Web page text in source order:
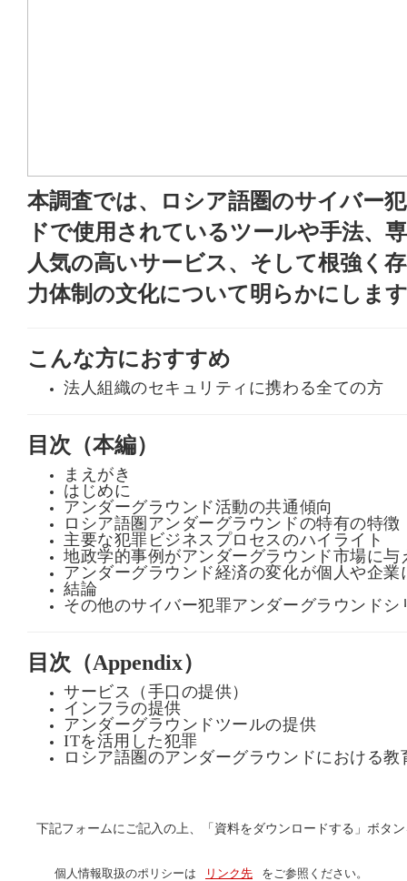
申
本調査では、ロシア語圏のサイバー
ドで使用されているツールや手法、
人気の高いサービス、そして根強く
力体制の文化について明らかにしま
こんな方におすすめ
法人組織のセキュリティに携わる全ての方
目次（本編）
まえがき
はじめに
アンダーグラウンド活動の共通傾向
ロシア語圏アンダーグラウンドの特有の特徴
主要な犯罪ビジネスプロセスのハイライト
地政学的事例がアンダーグラウンド市場に与
アンダーグラウンド経済の変化が個人や企業
結論
その他のサイバー犯罪アンダーグラウンドシ
目次（Appendix）
サービス（手口の提供）
インフラの提供
アンダーグラウンドツールの提供
ITを活用した犯罪
ロシア語圏のアンダーグラウンドにおける
下記フォームにご記入の上、「資料をダウンロードする」ボタ
個人情報取扱のポリシーは リンク先
をご参照ください。